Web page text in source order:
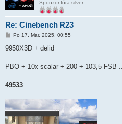
Sponzor fóra silver
Re: Cinebench R23
P
í
e
k
Po 17. Mar, 2025, 00:55
9950X3D + delid
PBO + 10x scalar + 200 + 103,5 FSB ...
49533